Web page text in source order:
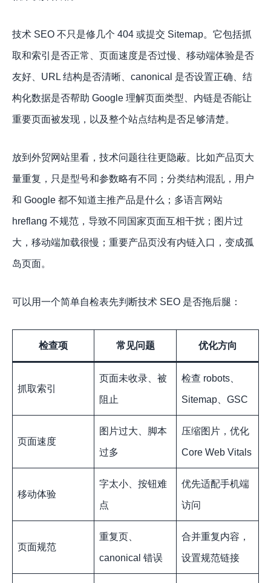
技术 SEO 不只是修几个 404 或提交 Sitemap。它包括抓
取和索引是否正常、页面速度是否过慢、移动端体验是否
友好、URL 结构是否清晰、canonical 是否设置正确、结
构化数据是否帮助 Google 理解页面类型、内链是否能让
重要页面被发现，以及整个站点结构是否足够清楚。
放到外贸网站里看，技术问题往往更隐蔽。比如产品页大
量重复，只是型号和参数略有不同；分类结构混乱，用户
和 Google 都不知道主推产品是什么；多语言网站
hreflang 不规范，导致不同国家页面互相干扰；图片过
大，移动端加载很慢；重要产品页没有内链入口，变成孤
岛页面。
可以用一个简单自检表先判断技术 SEO 是否拖后腿：
检查项 常见问题 优化方向
抓取索引
页面未收录、被
阻止
检查 robots、
Sitemap、GSC
页面速度
图片过大、脚本
过多
压缩图片，优化
Core Web Vitals
移动体验
字太小、按钮难
点
优先适配手机端
访问
页面规范
重复页、
canonical 错误
合并重复内容，
设置规范链接